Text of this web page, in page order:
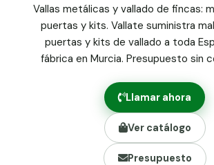
Malla triple torsión
Panel malla H.
Poste malla Hércules
Poste malla simple torsión
Alambre de espino galvanizado
Alambre liso galvanizado
Malla ocultación 70 g/m² verde
Abrazadera PVC malla H.
Grapa malla H.
Vallas metálicas y vallado de fincas:
puertas y kits. Vallate suministra
puertas y kits de vallado a toda
fábrica en Murcia. Presupuesto sin
Llamar ahora
Ver catálogo
Presupuesto